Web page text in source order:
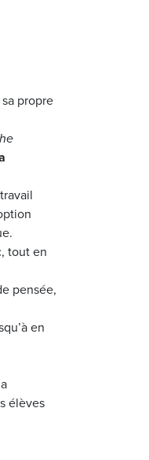
propre
tout en
pensée,
en
élèves